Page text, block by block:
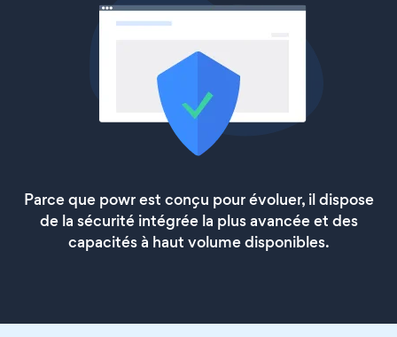
Parce que powr est conçu pour évoluer, il dispose
de la sécurité intégrée la plus avancée et des
capacités à haut volume disponibles.